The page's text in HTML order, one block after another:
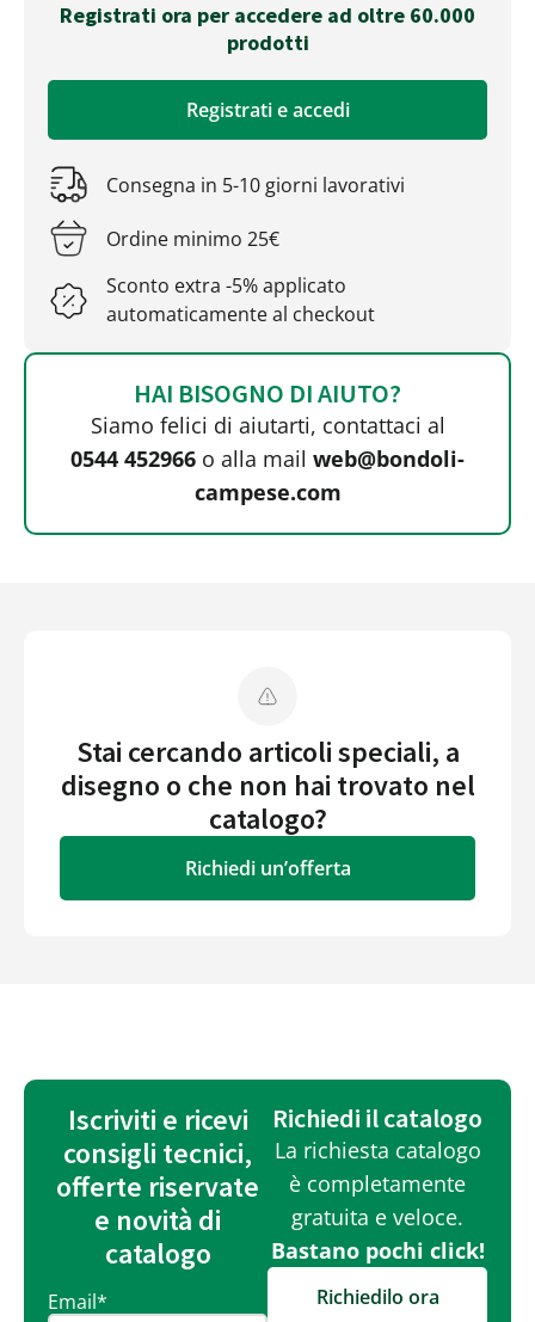
Registrati ora per accedere ad oltre 60.000
prodotti
Registrati e accedi
Consegna in 5-10 giorni lavorativi
Ordine minimo 25€
Sconto extra -5% applicato
automaticamente al checkout
HAI BISOGNO DI AIUTO?
Siamo felici di aiutarti, contattaci al
0544 452966 o alla mail web@bondoli-
campese.com
Stai cercando articoli speciali, a
disegno o che non hai trovato nel
catalogo?
Richiedi un’offerta
Iscriviti e ricevi
consigli tecnici,
offerte riservate
e novità di
catalogo
Email*
Richiedi il catalogo
La richiesta catalogo
è completamente
gratuita e veloce.
Bastano pochi click!
Richiedilo ora